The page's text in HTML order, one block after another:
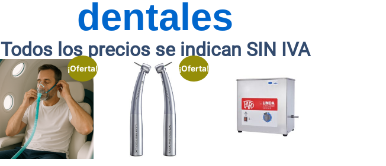
dentales
Todos los precios se indican SIN IVA
¡Oferta! ¡Oferta!